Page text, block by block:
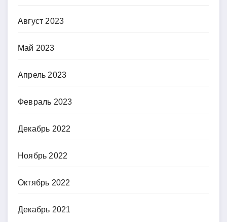
Август 2023
Май 2023
Апрель 2023
Февраль 2023
Декабрь 2022
Ноябрь 2022
Октябрь 2022
Декабрь 2021